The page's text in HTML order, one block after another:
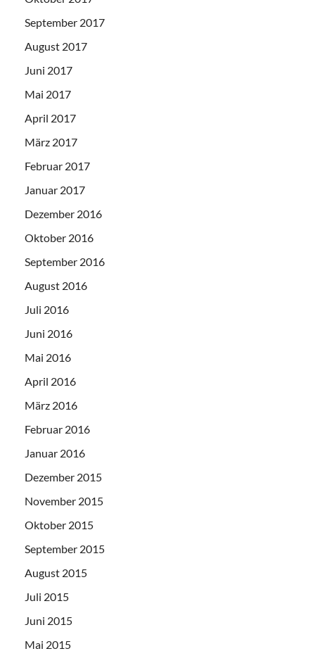
September 2017
August 2017
Juni 2017
Mai 2017
April 2017
März 2017
Februar 2017
Januar 2017
Dezember 2016
Oktober 2016
September 2016
August 2016
Juli 2016
Juni 2016
Mai 2016
April 2016
März 2016
Februar 2016
Januar 2016
Dezember 2015
November 2015
Oktober 2015
September 2015
August 2015
Juli 2015
Juni 2015
Mai 2015